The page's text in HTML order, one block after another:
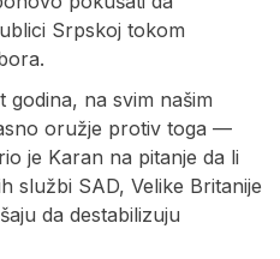
Srpskoj tokom
godina, na svim našim
oružje protiv toga —
je Karan na pitanje da li
službi SAD, Velike Britanije
da destabilizuju